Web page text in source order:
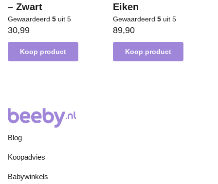
– Zwart
Gewaardeerd 5 uit 5
30,99
Koop product
Eiken
Gewaardeerd 5 uit 5
89,90
Koop product
Blog
Koopadvies
Babywinkels